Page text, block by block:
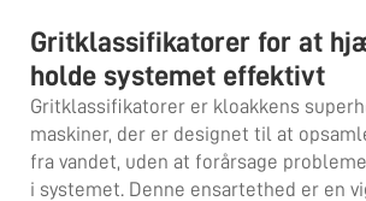
Gritklassifikatorer for at
holde systemet effektivt
Gritklassifikatorer er kloakkens
maskiner, der er designet til at
fra vandet, uden at forårsage
i systemet. Denne ensartethed er en